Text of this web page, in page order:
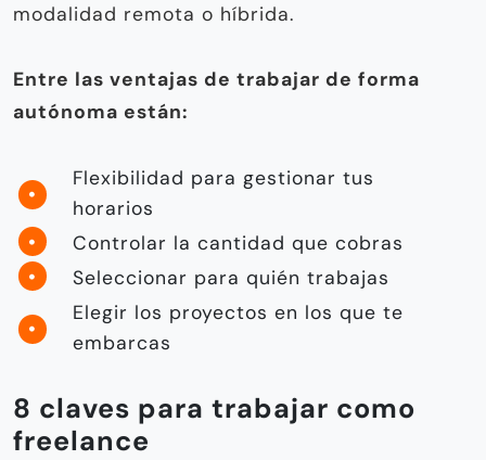
modalidad remota o híbrida.
Entre las ventajas de trabajar de forma
autónoma están:
Flexibilidad para gestionar tus
horarios
Controlar la cantidad que cobras
Seleccionar para quién trabajas
Elegir los proyectos en los que te
embarcas
8 claves para trabajar como
freelance